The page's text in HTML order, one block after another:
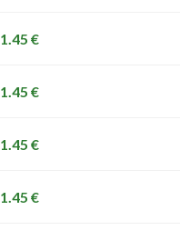
1.45 €
1.45 €
1.45 €
1.45 €